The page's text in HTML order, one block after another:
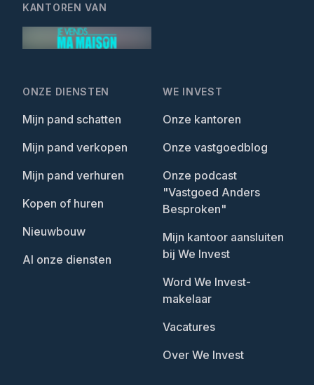
ONZE DIENSTEN
Mijn pand schatten
Mijn pand verkopen
Mijn pand verhuren
Kopen of huren
Nieuwbouw
Al onze diensten
WE INVEST
Onze kantoren
Onze vastgoedblog
Onze podcast
"Vastgoed Anders
Besproken"
Mijn kantoor aansluiten
bij We Invest
Word We Invest-
makelaar
Vacatures
Over We Invest
KANTOREN VAN